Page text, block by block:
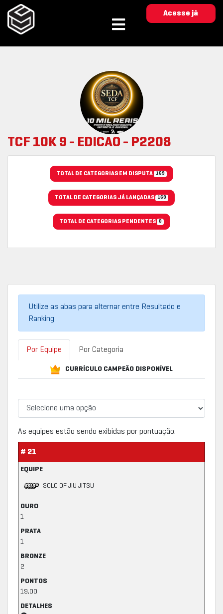
Acesse já
TCF 10K 9 - EDICAO - P2208
TOTAL DE CATEGORIAS EM DISPUTA 169
TOTAL DE CATEGORIAS JÁ LANÇADAS 169
TOTAL DE CATEGORIAS PENDENTES 0
Utilize as abas para alternar entre Resultado e
Ranking
Por Equipe Por Categoria
CURRÍCULO CAMPEÃO DISPONÍVEL
As equipes estão sendo exibidas por pontuação.
# 21
EQUIPE
SOLO OF JIU JITSU
OURO
1
PRATA
1
BRONZE
2
PONTOS
19,00
DETALHES